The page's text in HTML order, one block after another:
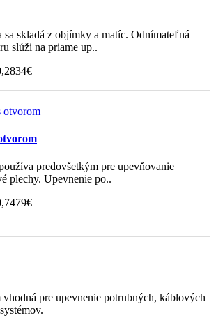
skladá z objímky a matíc. Odnímateľná
slúži na priame up..
predovšetkým pre upevňovanie
plechy. Upevnenie po..
pre upevnenie potrubných, káblových